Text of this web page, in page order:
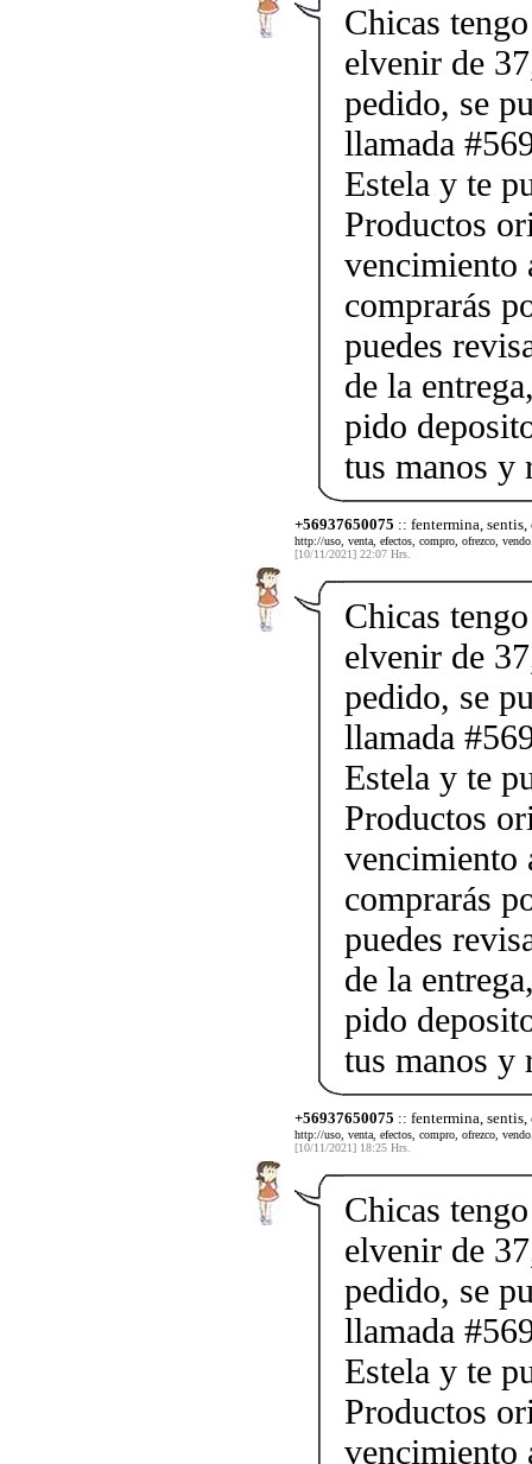
Chicas
elvenir de
pedido, se
llamada
Estela y te
Productos
vencimiento
comprarás
puedes
de la
pido
tus manos y
+56937650075 :: fentermina,
http://uso, venta, efectos, compro, ofrezco,
[10/11/2021] 22:07 Hrs.
Chicas
elvenir de
pedido, se
llamada
Estela y te
Productos
vencimiento
comprarás
puedes
de la
pido
tus manos y
+56937650075 :: fentermina,
http://uso, venta, efectos, compro, ofrezco,
[10/11/2021] 18:25 Hrs.
Chicas
elvenir de
pedido, se
llamada
Estela y te
Productos
vencimiento